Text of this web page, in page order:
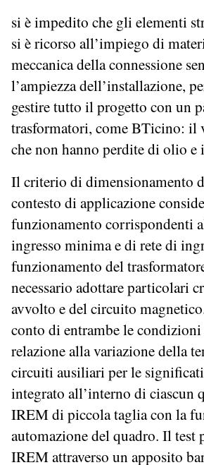
si è impedito che gli elementi
si è ricorso all’impiego di
meccanica della connessione
l’ampiezza dell’installazione,
gestire tutto il progetto con un
trasformatori, come BTicino: il
che non hanno perdite di olio e
Il criterio di dimensionamento
contesto di applicazione
funzionamento corrispondenti
ingresso minima e di rete di
funzionamento del
necessario adottare particolari
avvolto e del circuito
conto di entrambe le
relazione alla variazione della
circuiti ausiliari per le
integrato all’interno di ciascun
IREM di piccola taglia con la
automazione del quadro. Il test
IREM attraverso un apposito